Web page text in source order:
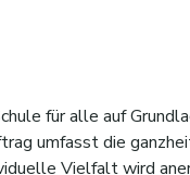
für alle auf
umfasst die
Vielfalt wird